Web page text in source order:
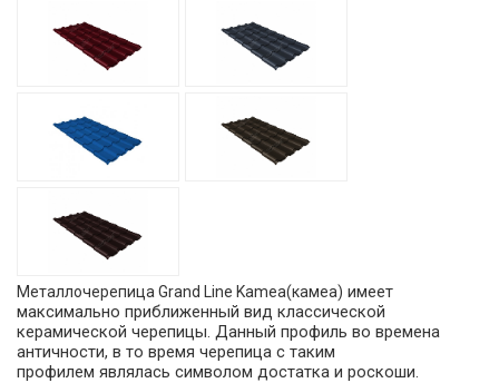
Металлочерепица Grand Line Kamea(камеа) имеет
максимально приближенный вид классической
керамической черепицы. Данный профиль во времена
античности, в то время черепица с таким
профилем являлась символом достатка и роскоши.